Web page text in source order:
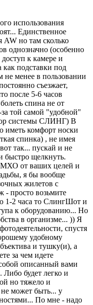
использования
Единственное
AW но там сколько
однозначно (особенно
доступ к камере и
как подставки под
не менее в пользовании
съезжает,
после 5-6 часов
спина не от
за той самой "удобной"
системы СЛИНГ) В
иметь комфорт носки
спинка) , не имея
так... пускай и не
быстро щелкнуть.
от ваших целей и
я бы вообще
жилетов с
- просто возьмите
1-2 часа то СлингШот и
к оборудованию... Но
в организме... )) Я
спустя
удобному
и тушку(и), а
за чем идете
описанный вами
Либо будет легко и
но тяжело и
может быть... у
По мне - надо